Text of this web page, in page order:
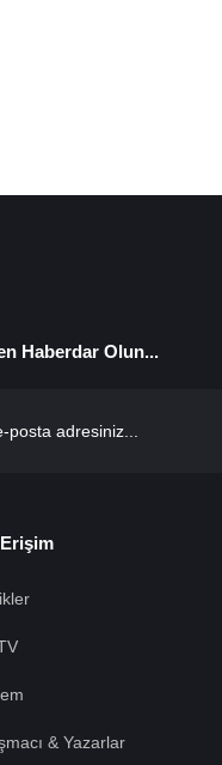
Haberdar Olun...
Erişim
& Yazarlar